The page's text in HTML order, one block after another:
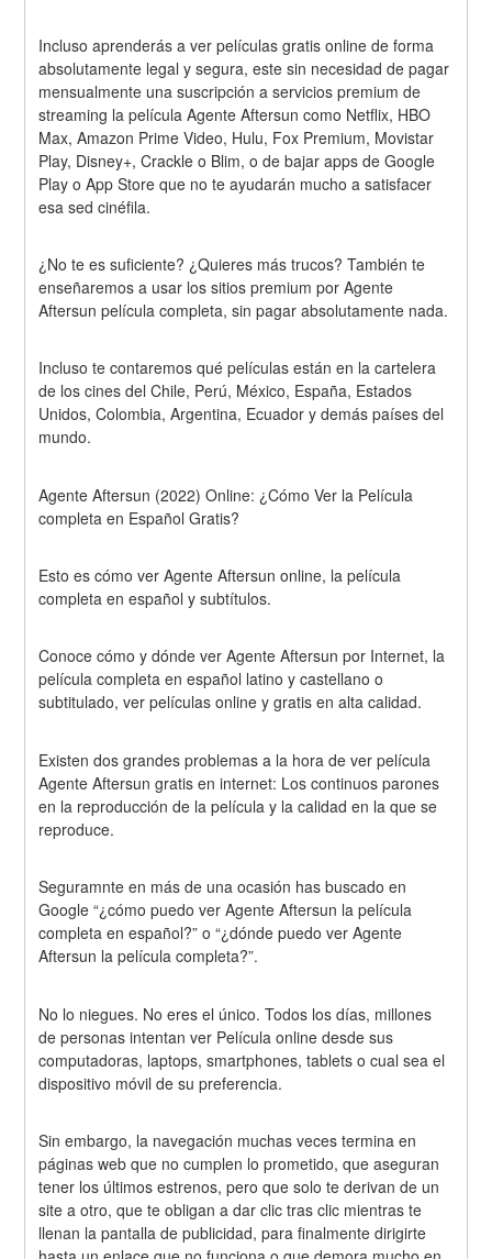
Incluso aprenderás a ver películas gratis online de forma
absolutamente legal y segura, este sin necesidad de pagar
mensualmente una suscripción a servicios premium de
streaming la película Agente Aftersun como Netflix, HBO
Max, Amazon Prime Video, Hulu, Fox Premium, Movistar
Play, Disney+, Crackle o Blim, o de bajar apps de Google
Play o App Store que no te ayudarán mucho a satisfacer
esa sed cinéfila.
¿No te es suficiente? ¿Quieres más trucos? También te
enseñaremos a usar los sitios premium por Agente
Aftersun película completa, sin pagar absolutamente nada.
Incluso te contaremos qué películas están en la cartelera
de los cines del Chile, Perú, México, España, Estados
Unidos, Colombia, Argentina, Ecuador y demás países del
mundo.
Agente Aftersun (2022) Online: ¿Cómo Ver la Película
completa en Español Gratis?
Esto es cómo ver Agente Aftersun online, la película
completa en español y subtítulos.
Conoce cómo y dónde ver Agente Aftersun por Internet, la
película completa en español latino y castellano o
subtitulado, ver películas online y gratis en alta calidad.
Existen dos grandes problemas a la hora de ver película
Agente Aftersun gratis en internet: Los continuos parones
en la reproducción de la película y la calidad en la que se
reproduce.
Seguramnte en más de una ocasión has buscado en
Google “¿cómo puedo ver Agente Aftersun la película
completa en español?” o “¿dónde puedo ver Agente
Aftersun la película completa?”.
No lo niegues. No eres el único. Todos los días, millones
de personas intentan ver Película online desde sus
computadoras, laptops, smartphones, tablets o cual sea el
dispositivo móvil de su preferencia.
Sin embargo, la navegación muchas veces termina en
páginas web que no cumplen lo prometido, que aseguran
tener los últimos estrenos, pero que solo te derivan de un
site a otro, que te obligan a dar clic tras clic mientras te
llenan la pantalla de publicidad, para finalmente dirigirte